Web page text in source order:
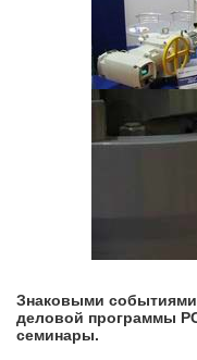
Знаковыми
деловой программы
семинары.